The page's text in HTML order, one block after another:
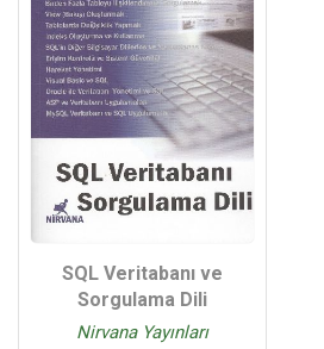
SQL Veritabanı ve
Sorgulama Dili
Nirvana Yayınları